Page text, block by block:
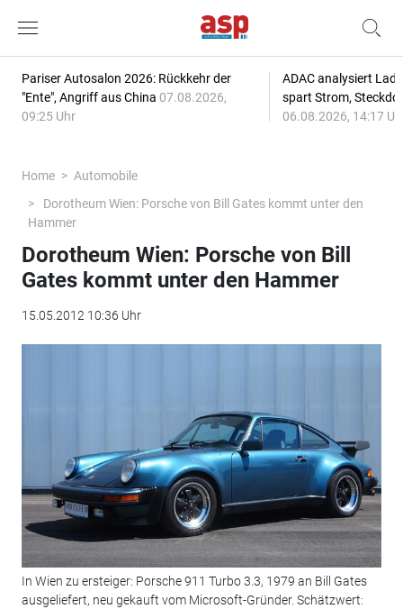
Pariser Autosalon 2026: Rückkehr der
"Ente", Angriff aus China 07.08.2026,
09:25 Uhr
ADAC analysiert
spart Strom,
06.08.2026, 14:17
Home
Automobile
Dorotheum Wien: Porsche von Bill Gates kommt unter den
Hammer
Dorotheum Wien: Porsche von Bill
Gates kommt unter den Hammer
15.05.2012 10:36 Uhr
In Wien zu ersteiger: Porsche 911 Turbo 3.3, 1979 an Bill Gates
ausgeliefert, neu gekauft vom Microsoft-Gründer. Schätzwert: